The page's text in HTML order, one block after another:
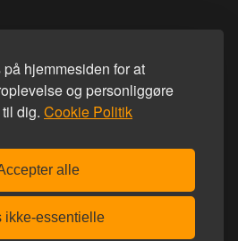
hjemmesiden for at
og personliggøre
dig. Cookie Politik
alle
ikke-essentielle